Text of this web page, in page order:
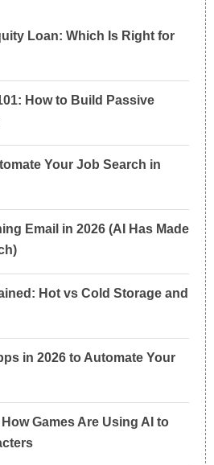
Loan: Which Is Right for
How to Build Passive
Your Job Search in
Email in 2026 (AI Has Made
Hot vs Cold Storage and
in 2026 to Automate Your
Games Are Using AI to